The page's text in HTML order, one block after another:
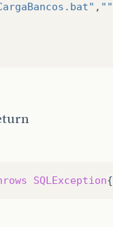
, ""
SQLException{